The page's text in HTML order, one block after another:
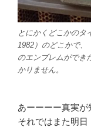
とにかくどこかのタ
1982）のどこかで
のエンブレムができ
かりません。
あーーーー真実が
それではまた明日